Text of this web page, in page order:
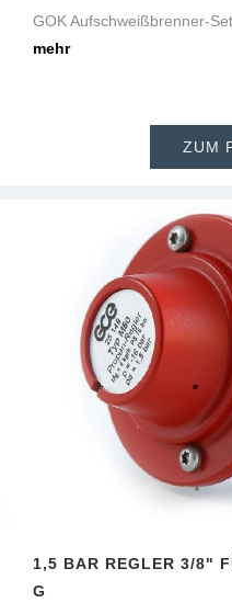
GOK Aufschweißbrenner-
mehr
ZUM
1,5 BAR REGLER 3/8"
G